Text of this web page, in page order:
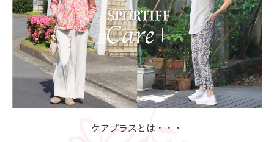
ケアプラスとは・・・